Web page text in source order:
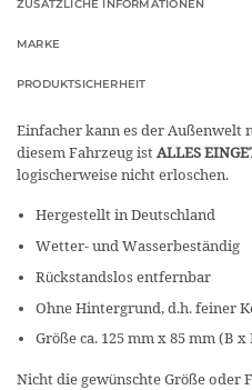
ZUSÄTZLICHE INFORMATIONEN
MARKE
PRODUKTSICHERHEIT
Einfacher kann es der Außenwelt
diesem Fahrzeug ist ALLES
logischerweise nicht erloschen.
Hergestellt in Deutschland
Wetter- und Wasserbeständig
Rückstandslos entfernbar
Ohne Hintergrund, d.h. feiner
Größe ca. 125 mm x 85 mm (B x
Nicht die gewünschte Größe oder